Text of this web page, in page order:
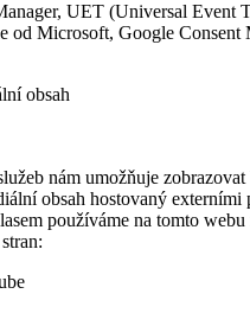
UET (Universal Event
od Microsoft, Google Consent
obsah
nám umožňuje
obsah hostovaný externími
používáme na tomto